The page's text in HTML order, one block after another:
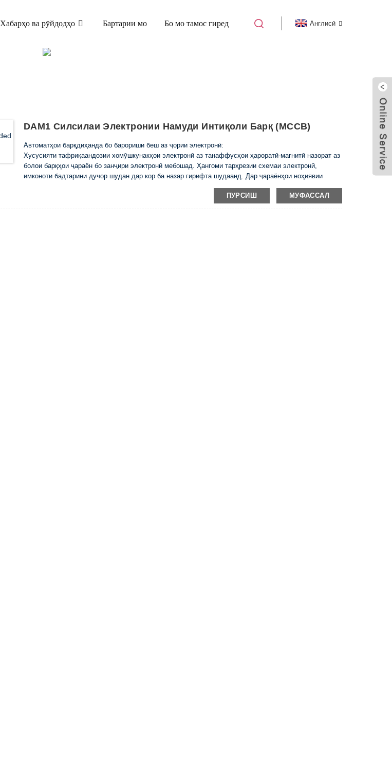
Хабарҳо ва рӯйдодҳо Бартарии мо Бо мо тамос гиред Англисӣ
DAM1 Силсилаи Электронии Намуди Интиқоли Барқ ​​(MCCB)
Автоматҳои барқдиҳанда бо барориши беш аз ҷории электронӣ:
Хусусияти тафриқаандозии хомӯшкунакҳои электронӣ аз танаффусҳои ҳароратӣ-магнитӣ назорат аз
болои барқҳои ҷараён бо занҷири электронӣ мебошад. Ҳангоми тарҳрезии схемаи электронӣ,
имконоти бадтарини дучор шудан дар кор ба назар гирифта шудаанд. Дар ҷараёнҳои ноҳиявии
баланд, кушодани мустақим бидуни занҷири электронии корӣ таъмин карда шудааст. Бо ин роҳ,
эҳтимолияти нокомӣ дар занҷири электронӣ бартараф карда шуд. -Максимум, минимум, миёна ва ғ.
ПУРСИШ МУФАССАЛ